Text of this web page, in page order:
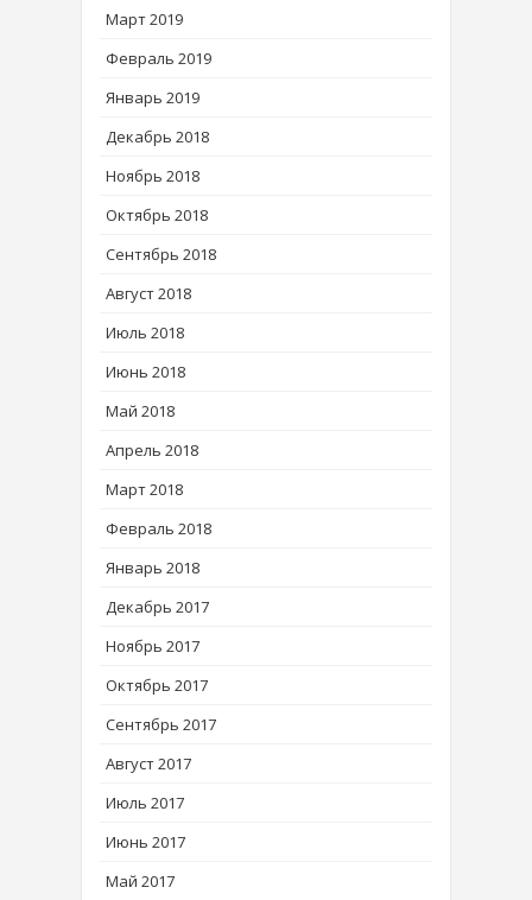
Март 2019
Февраль 2019
Январь 2019
Декабрь 2018
Ноябрь 2018
Октябрь 2018
Сентябрь 2018
Август 2018
Июль 2018
Июнь 2018
Май 2018
Апрель 2018
Март 2018
Февраль 2018
Январь 2018
Декабрь 2017
Ноябрь 2017
Октябрь 2017
Сентябрь 2017
Август 2017
Июль 2017
Июнь 2017
Май 2017